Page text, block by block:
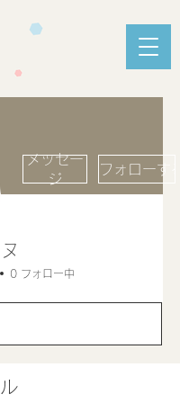
メッセー
ジ
フォローする
0 フォロー中